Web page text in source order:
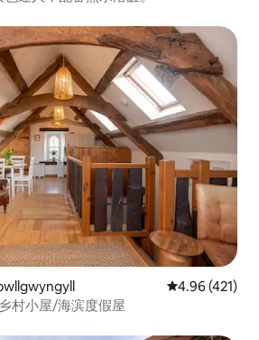
平均评分 4.96
4.96 (421)
村小屋/海滨度假屋